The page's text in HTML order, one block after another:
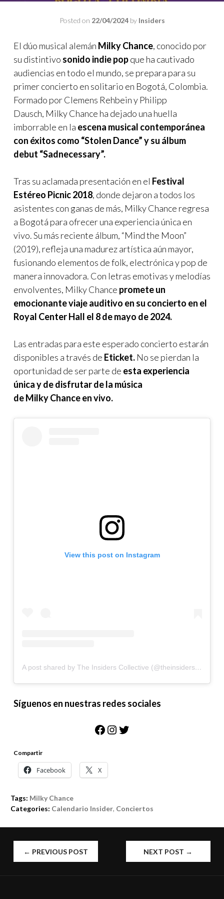
Posted on 22/04/2024by Insiders
El dúo musical alemán Milky Chance, conocido por
su distintivo sonido indie popque ha cautivado
audiencias en todo el mundo, se prepara para su
primer concierto en solitario en Bogotá, Colombia.
Formado por Clemens Rehbein y Philipp
Dausch, Milky Chance ha dejado una huella
imborrable en la escena musical contemporánea
con éxitos como “Stolen Dance” y su álbum
debut “Sadnecessary”.
Tras su aclamada presentación en el Festival
Estéreo Picnic 2018, donde dejaron a todos los
asistentes con ganas de más, Milky Chance regresa
a Bogotá para ofrecer una experiencia única en
vivo. Su más reciente álbum, “Mind the Moon”
(2019), refleja una madurez artística aún mayor,
fusionando elementos de folk, electrónica y pop de
manera innovadora. Con letras emotivas y melodías
envolventes, Milky Chance promete un
emocionante viaje auditivo en su concierto en el
Royal Center Hall el 8 de mayo de 2024.
Las entradas para este esperado concierto estarán
disponibles a través de Eticket. No se pierdan la
oportunidad de ser parte de esta experiencia
única y de disfrutar de la música
de Milky Chance en vivo.
View this post on Instagram
A post shared by The Insiders Collective (@theinsidersco)
Síguenos en nuestras redes sociales
Facebook
Instagram
Twitter
Compartir
Facebook X
Tags: Milky Chance
Categories: Calendario Insider, Conciertos
POST
← PREVIOUS POST NEXT POST →